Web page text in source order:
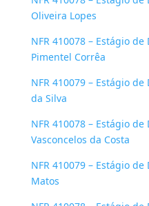
Oliveira Lopes
NFR 410078 – Estágio
Pimentel Corrêa
NFR 410079 – Estágio
da Silva
NFR 410078 – Estágio
Vasconcelos da Costa
NFR 410079 – Estágio
Matos